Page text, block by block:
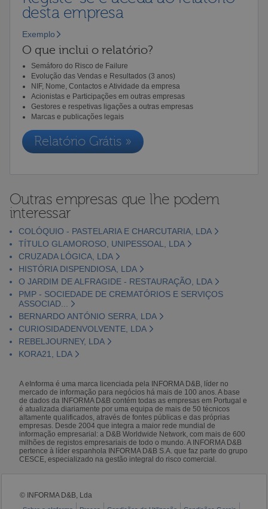
desta empresa
Exemplo
O que inclui o relatório?
Semáforo do Risco de Failure
Evolução das Vendas e Resultados (3 anos)
NIF, Nome, Contactos e Atividade da empresa
Acionistas e Participações em outras empresas
Gestores e respetivas ligações a outras empresas
Marcas e publicações legais
Relatório Grátis »
Outras empresas que lhe podem
interessar
COLÓQUIO - PASTELARIA E CHARCUTARIA, LDA
TÍTULO GLAMOROSO, UNIPESSOAL, LDA
CRUZADA LÓGICA, LDA
HISTÓRIA DISPENDIOSA, LDA
O JARDIM DE ALFRAGIDE - RESTAURAÇÃO, LDA
PMP - SOCIEDADE DE CREMATÓRIOS E SERVIÇOS
ASSOCIAD...
BERNARDO ANTÓNIO SERRA, LDA
CURIOSIDADENVOLVENTE, LDA
REBELJOURNEY, LDA
KORA21, LDA
A eInforma é uma marca licenciada pela INFORMA D&B, líder no
mercado de informação para negócios há mais de 100 anos. A base
de dados da INFORMA D&B contém todas as empresas em Portugal e
é atualizada diariamente por uma equipa de mais de 50 técnicos
altamente qualificados, através de fontes públicas e das próprias
empresas. Desde 2004 que integra a maior rede mundial de
informação empresarial: a D&B Worldwide Network, com mais de 600
milhões de registos empresariais de todo o mundo. A INFORMA D&B
pertence à líder espanhola INFORMA D&B S.A. que faz parte do grupo
CESCE, especializado na gestão integral do risco comercial.
© INFORMA D&B, Lda